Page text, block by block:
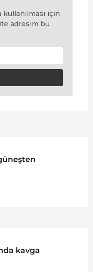
için
adresim bu
kavga